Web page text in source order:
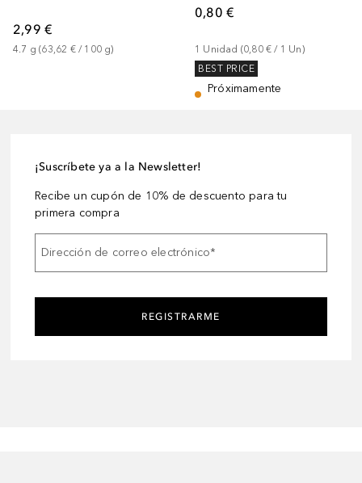
2,99 €
4.7 g (63,62 € / 100 g)
0,80 €
1 Unidad (0,80 € / 1 Un)
BEST PRICE
Próximamente
¡Suscríbete ya a la Newsletter!
Recibe un cupón de 10% de descuento para tu
primera compra
Dirección de correo electrónico*
REGISTRARME